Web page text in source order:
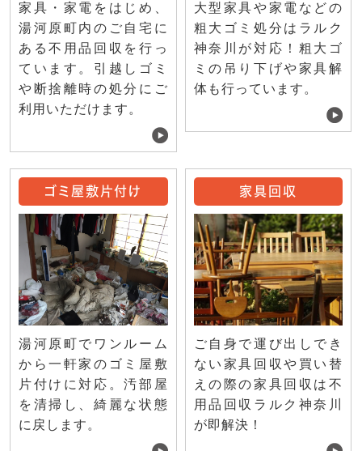
家具・家電をはじめ、
湯河原町内のご自宅に
ある不用品回収を行っ
ています。引越しゴミ
や断捨離時の処分にご
利用いただけます。
大型家具や家電などの
粗大ゴミ処分はラルク
神奈川が対応！粗大ゴ
ミの吊り下げや家具解
体も行っています。
ゴミ屋敷片付け
湯河原町でワンルーム
から一軒家のゴミ屋敷
片付けに対応。汚部屋
を清掃し、綺麗な状態
に戻します。
家具回収
ご自身で運び出しでき
ない家具回収や買い替
えの際の家具回収は不
用品回収ラルク神奈川
が即解決！